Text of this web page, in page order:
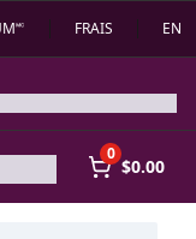
FRAIS EN
0
$0.00